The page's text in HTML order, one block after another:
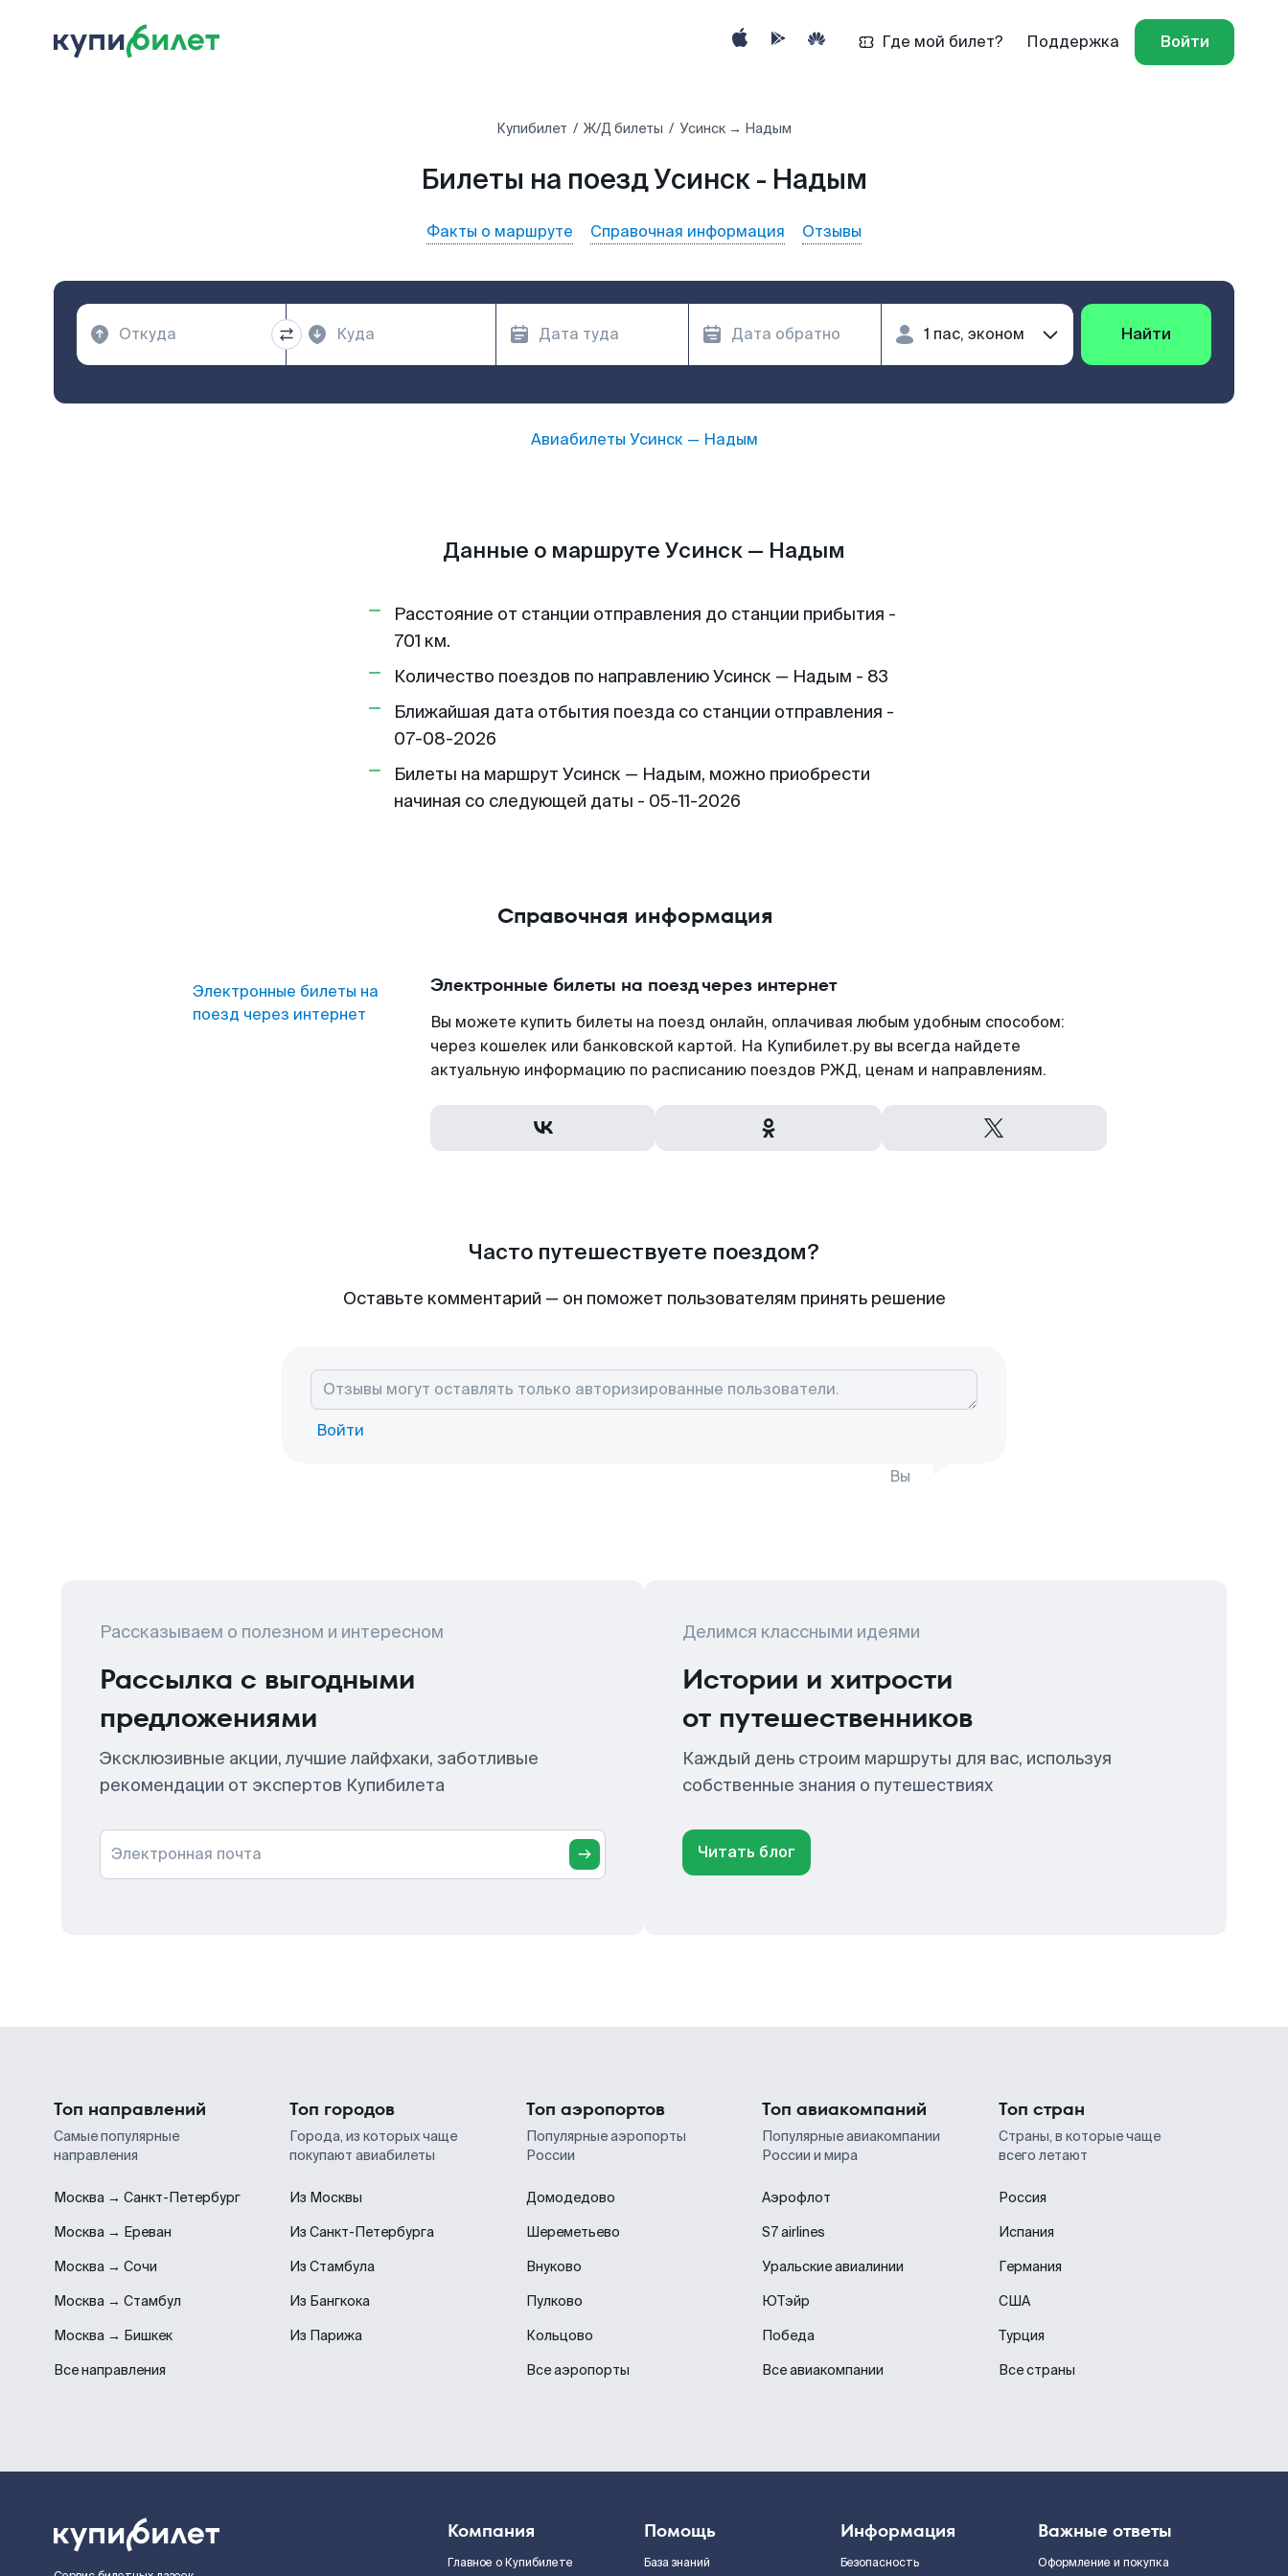
Где мой билет? Поддержка Войти
Купибилет Ж/Д билеты Усинск → Надым
Билеты на поезд Усинск - Надым
Факты о маршруте Справочная информация Отзывы
Найти
Авиабилеты Усинск— Надым
Данные о маршруте Усинск — Надым
Расстояние от станции отправления до станции прибытия -
701 км.
Количество поездов по направлению Усинск — Надым - 83
Ближайшая дата отбытия поезда со станции отправления -
07-08-2026
Билеты на маршрут Усинск — Надым, можно приобрести
начиная со следующей даты - 05-11-2026
Справочная информация
Электронные билеты на
поезд через интернет
Электронные билеты на поезд через интернет
Вы можете купить билеты на поезд онлайн, оплачивая любым удобным способом:
через кошелек или банковской картой. На Купибилет.ру вы всегда найдете
актуальную информацию по расписанию поездов РЖД, ценам и направлениям.
Часто путешествуете поездом?
Оставьте комментарий — он поможет пользователям принять решение
Войти
Вы
Рассказываем о полезном и интересном
Рассылка с выгодными
предложениями
Эксклюзивные акции, лучшие лайфхаки, заботливые
рекомендации от экспертов Купибилета
Электронная почта
Делимся классными идеями
Истории и хитрости
от путешественников
Каждый день строим маршруты для вас, используя
собственные знания о путешествиях
Читать блог
Топ направлений
Самые популярные
направления
Москва → Санкт-Петербург
Москва → Ереван
Москва → Сочи
Москва → Стамбул
Москва → Бишкек
Все направления
Топ городов
Города, из которых чаще
покупают авиабилеты
Из Москвы
Из Санкт-Петербурга
Из Стамбула
Из Бангкока
Из Парижа
Топ аэропортов
Популярные аэропорты
России
Домодедово
Шереметьево
Внуково
Пулково
Кольцово
Все аэропорты
Топ авиакомпаний
Популярные авиакомпании
России и мира
Аэрофлот
S7 airlines
Уральские авиалинии
ЮТэйр
Победа
Все авиакомпании
Топ стран
Страны, в которые чаще
всего летают
Россия
Испания
Германия
США
Турция
Все страны
Компания
Главное о Купибилете
Помощь
База знаний
Информация
Безопасность
Важные ответы
Оформление и покупка